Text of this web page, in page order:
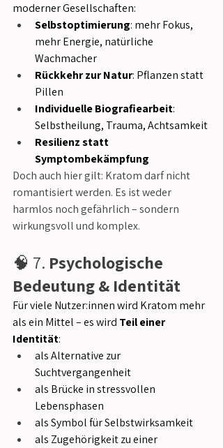
moderner Gesellschaften:
Selbstoptimierung: mehr Fokus,
mehr Energie, natürliche
Wachmacher
Rückkehr zur Natur: Pflanzen statt
Pillen
Individuelle Biografiearbeit:
Selbstheilung, Trauma, Achtsamkeit
Resilienz statt
Symptombekämpfung
Doch auch hier gilt: Kratom darf nicht
romantisiert werden. Es ist weder
harmlos noch gefährlich – sondern
wirkungsvoll und komplex.
🧠 7. Psychologische
Bedeutung & Identität
Für viele Nutzer:innen wird Kratom mehr
als ein Mittel – es wird Teil einer
Identität:
als Alternative zur
Suchtvergangenheit
als Brücke in stressvollen
Lebensphasen
als Symbol für Selbstwirksamkeit
als Zugehörigkeit zu einer